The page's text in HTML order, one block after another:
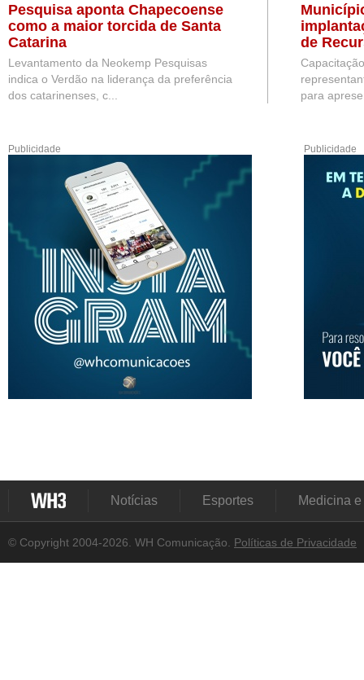
Pesquisa aponta Chapecoense
como a maior torcida de Santa
Catarina
Levantamento da Neokemp Pesquisas
indica o Verdão na liderança da preferência
dos catarinenses, c...
de
para
Publicidade Publicidade
Notícias Esportes Medicina
© Copyright 2004-2026. WH Comunicação. Políticas de Privacidade